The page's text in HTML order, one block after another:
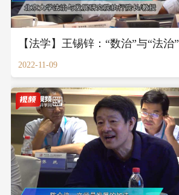
【法学】王锡锌：“数治”与“法治”
2022-11-09